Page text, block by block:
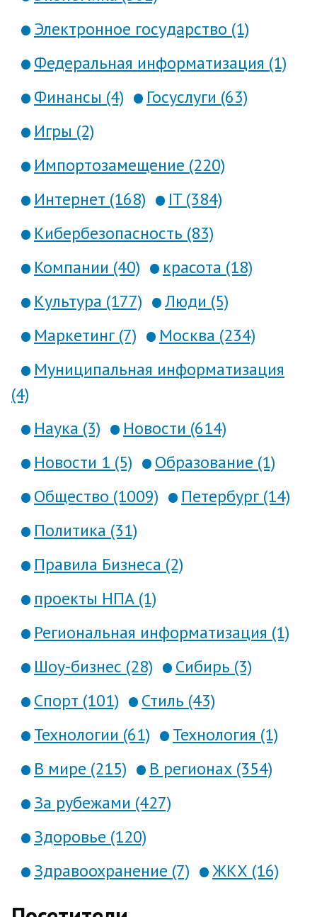
Электронное государство (1)
Федеральная информатизация (1)
Финансы (4)
Госуслуги (63)
Игры (2)
Импортозамещение (220)
Интернет (168)
IT (384)
Кибербезопасность (83)
Компании (40)
красота (18)
Культура (177)
Люди (5)
Маркетинг (7)
Москва (234)
Муниципальная информатизация
(4)
Наука (3)
Новости (614)
Новости 1 (5)
Образование (1)
Общество (1009)
Петербург (14)
Политика (31)
Правила Бизнеса (2)
проекты НПА (1)
Региональная информатизация (1)
Шоу-бизнес (28)
Сибирь (3)
Спорт (101)
Стиль (43)
Технологии (61)
Технология (1)
В мире (215)
В регионах (354)
За рубежами (427)
Здоровье (120)
Здравоохранение (7)
ЖКХ (16)